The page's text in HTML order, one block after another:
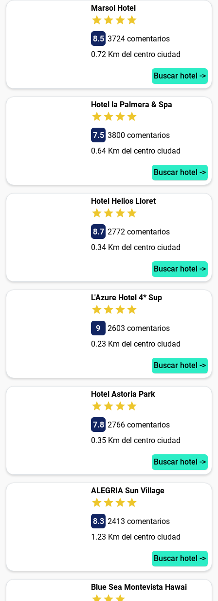
Marsol Hotel
8.5 3724 comentarios
0.72 Km del centro ciudad
Buscar hotel ->
Hotel la Palmera & Spa
7.5 3800 comentarios
0.64 Km del centro ciudad
Buscar hotel ->
Hotel Helios Lloret
8.7 2772 comentarios
0.34 Km del centro ciudad
Buscar hotel ->
L'Azure Hotel 4* Sup
9
2603 comentarios
0.23 Km del centro ciudad
Buscar hotel ->
Hotel Astoria Park
7.8 2766 comentarios
0.35 Km del centro ciudad
Buscar hotel ->
ALEGRIA Sun Village
8.3 2413 comentarios
1.23 Km del centro ciudad
Buscar hotel ->
Blue Sea Montevista Hawai